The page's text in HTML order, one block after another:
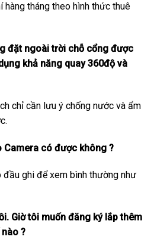
hàng tháng theo hình thức thuê
đặt ngoài trời chỗ cổng được
khả năng quay 360độ và
chỉ cần lưu ý chống nước và ẩm
Camera có được không ?
ghi để xem bình thường như
Giờ tôi muốn đăng ký lắp thêm
?